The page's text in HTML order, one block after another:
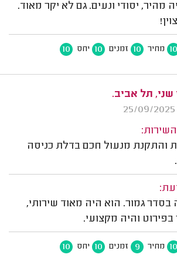
מהיר, יסודי ונעים. גם לא יקר מאוד.
10 מחיר 10 זמנים 10 יחס 10
שני, תל אביב.
והתקנת מנעול חכם בדלת כניסה
בסדר גמור. הוא היה מאוד שירותי,
בפירוט והיה מקצועי.
10 מחיר 9 זמנים 10 יחס 10